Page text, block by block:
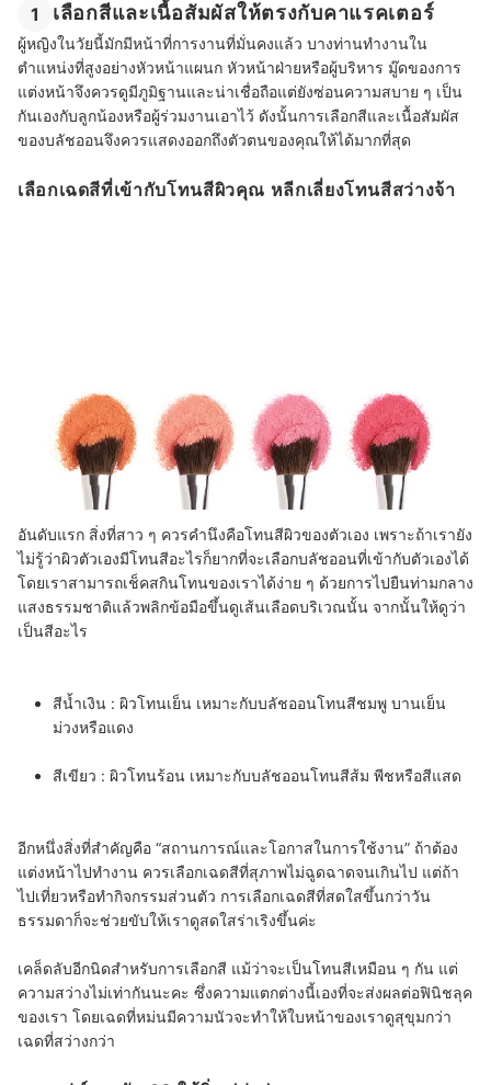
1 เลือกสีและเนื้อสัมผัสให้ตรงกับคาแรคเตอร์
ผู้หญิงในวัยนี้มักมีหน้าที่การงานที่มั่นคงแล้ว บางท่านทำงานใน
ตำแหน่งที่สูงอย่างหัวหน้าแผนก หัวหน้าฝ่ายหรือผู้บริหาร มู๊ดของการ
แต่งหน้าจึงควรดูมีภูมิฐานและน่าเชื่อถือแต่ยังซ่อนความสบาย ๆ เป็น
กันเองกับลูกน้องหรือผู้ร่วมงานเอาไว้ ดังนั้นการเลือกสีและเนื้อสัมผัส
ของบลัชออนจึงควรแสดงออกถึงตัวตนของคุณให้ได้มากที่สุด
เลือกเฉดสีที่เข้ากับโทนสีผิวคุณ หลีกเลี่ยงโทนสีสว่างจ้า
อันดับแรก สิ่งที่สาว ๆ ควรคำนึงคือโทนสีผิวของตัวเอง เพราะถ้าเรายัง
ไม่รู้ว่าผิวตัวเองมีโทนสีอะไรก็ยากที่จะเลือกบลัชออนที่เข้ากับตัวเองได้
โดยเราสามารถเช็คสกินโทนของเราได้ง่าย ๆ ด้วยการไปยืนท่ามกลาง
แสงธรรมชาติแล้วพลิกข้อมือขึ้นดูเส้นเลือดบริเวณนั้น จากนั้นให้ดูว่า
เป็นสีอะไร
สีน้ำเงิน : ผิวโทนเย็น เหมาะกับบลัชออนโทนสีชมพู บานเย็น
ม่วงหรือแดง
สีเขียว : ผิวโทนร้อน เหมาะกับบลัชออนโทนสีส้ม พีชหรือสีแสด
อีกหนึ่งสิ่งที่สำคัญคือ “สถานการณ์และโอกาสในการใช้งาน” ถ้าต้อง
แต่งหน้าไปทำงาน ควรเลือกเฉดสีที่สุภาพไม่ฉูดฉาดจนเกินไป แต่ถ้า
ไปเที่ยวหรือทำกิจกรรมส่วนตัว การเลือกเฉดสีที่สดใสขึ้นกว่าวัน
ธรรมดาก็จะช่วยขับให้เราดูสดใสร่าเริงขึ้นค่ะ
เคล็ดลับอีกนิดสำหรับการเลือกสี แม้ว่าจะเป็นโทนสีเหมือน ๆ กัน แต่
ความสว่างไม่เท่ากันนะคะ ซึ่งความแตกต่างนี้เองที่จะส่งผลต่อฟินิชลุค
ของเรา โดยเฉดที่หม่นมีความนัวจะทำให้ใบหน้าของเราดูสุขุมกว่า
เฉดที่สว่างกว่า